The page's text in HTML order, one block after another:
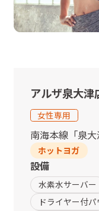
アルザ泉大津
女性専用
南海本線「泉
ホットヨガ
設備
水素水サーバー
ドライヤー付